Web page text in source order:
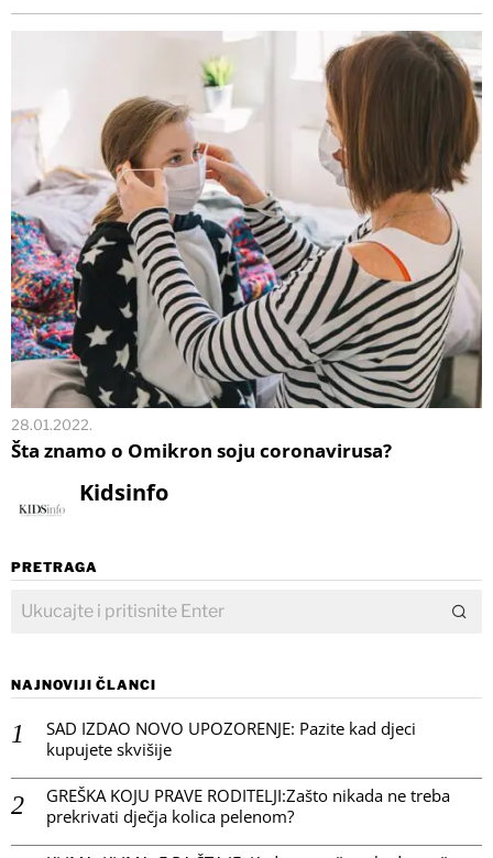
28.01.2022.
Šta znamo o Omikron soju coronavirusa?
Kidsinfo
PRETRAGA
NAJNOVIJI ČLANCI
SAD IZDAO NOVO UPOZORENJE: Pazite kad djeci
kupujete skvišije
GREŠKA KOJU PRAVE RODITELJI:Zašto nikada ne treba
prekrivati dječja kolica pelenom?